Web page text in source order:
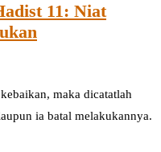
11: Niat
maka dicatatlah
ia batal melakukannya.